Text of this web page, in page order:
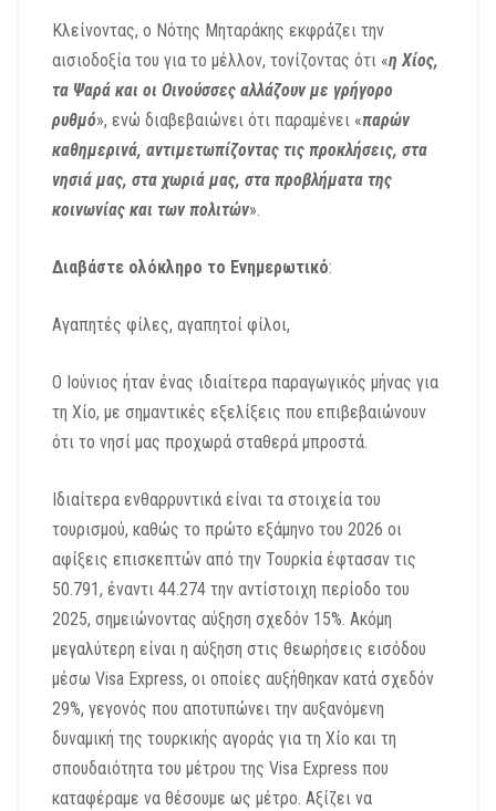
Κλείνοντας, ο Νότης Μηταράκης εκφράζει την
αισιοδοξία του για το μέλλον, τονίζοντας ότι «η Χίος,
τα Ψαρά και οι Οινούσσες αλλάζουν με γρήγορο
ρυθμό», ενώ διαβεβαιώνει ότι παραμένει «παρών
καθημερινά, αντιμετωπίζοντας τις προκλήσεις, στα
νησιά μας, στα χωριά μας, στα προβλήματα της
κοινωνίας και των πολιτών».
Διαβάστε ολόκληρο το Ενημερωτικό:
Αγαπητές φίλες, αγαπητοί φίλοι,
Ο Ιούνιος ήταν ένας ιδιαίτερα παραγωγικός μήνας για
τη Χίο, με σημαντικές εξελίξεις που επιβεβαιώνουν
ότι το νησί μας προχωρά σταθερά μπροστά.
Ιδιαίτερα ενθαρρυντικά είναι τα στοιχεία του
τουρισμού, καθώς το πρώτο εξάμηνο του 2026 οι
αφίξεις επισκεπτών από την Τουρκία έφτασαν τις
50.791, έναντι 44.274 την αντίστοιχη περίοδο του
2025, σημειώνοντας αύξηση σχεδόν 15%. Ακόμη
μεγαλύτερη είναι η αύξηση στις θεωρήσεις εισόδου
μέσω Visa Express, οι οποίες αυξήθηκαν κατά σχεδόν
29%, γεγονός που αποτυπώνει την αυξανόμενη
δυναμική της τουρκικής αγοράς για τη Χίο και τη
σπουδαιότητα του μέτρου της Visa Express που
καταφέραμε να θέσουμε ως μέτρο. Αξίζει να